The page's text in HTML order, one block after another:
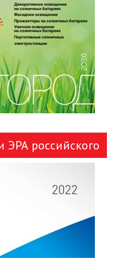
ЛЕНТЫ)
СВЕТОДИОДНЫЕ
СВЕТИЛЬНИКИ
ЛЮСТРЫ
СИСТЕМЫ
(LED МОДУЛИ)
СВЕТИЛЬНИКИ
ОБОРУДОВАНИЕ
ОСВЕЩЕНИЕ
ОТВЕРТКИ
ЭРА российского